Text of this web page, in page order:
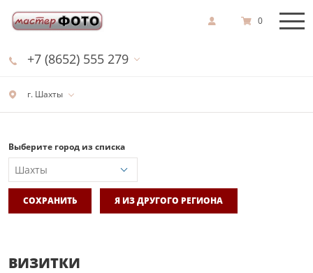
г. Шахты
+7 (8652) 555 279
0
Выберите город из списка
СОХРАНИТЬ Я ИЗ ДРУГОГО РЕГИОНА
ВИЗИТКИ